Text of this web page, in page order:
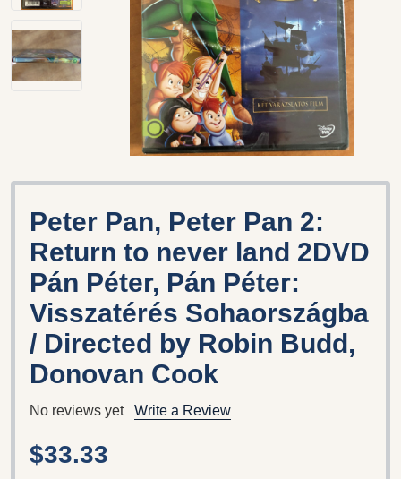
Peter Pan, Peter Pan 2:
Return to never land 2DVD
Pán Péter, Pán Péter:
Visszatérés Sohaországba
/ Directed by Robin Budd,
Donovan Cook
No reviews yet Write a Review
$33.33